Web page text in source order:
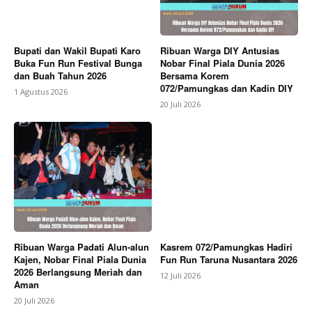
Bupati dan Wakil Bupati Karo
Buka Fun Run Festival Bunga
dan Buah Tahun 2026
1 Agustus 2026
Ribuan Warga DIY Antusias
Nobar Final Piala Dunia 2026
Bersama Korem
072/Pamungkas dan Kadin DIY
20 Juli 2026
Ribuan Warga Padati Alun-alun
Kajen, Nobar Final Piala Dunia
2026 Berlangsung Meriah dan
Aman
20 Juli 2026
Kasrem 072/Pamungkas Hadiri
Fun Run Taruna Nusantara 2026
12 Juli 2026